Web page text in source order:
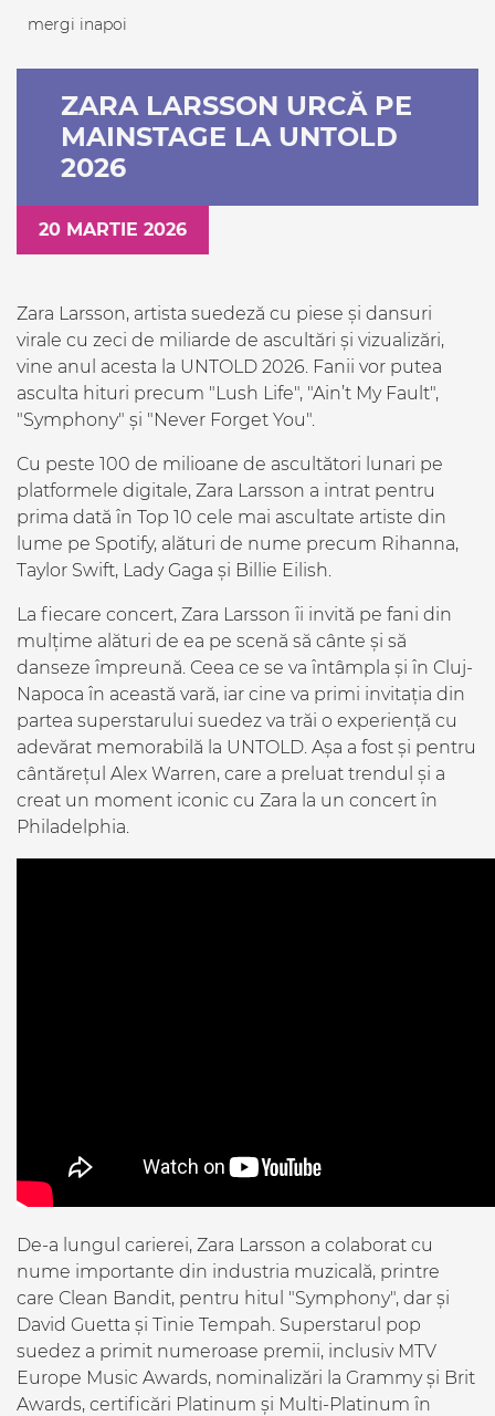
mergi inapoi
ZARA LARSSON URCĂ PE
MAINSTAGE LA UNTOLD
2026
20 MARTIE 2026
Zara Larsson, artista suedeză cu piese și dansuri
virale cu zeci de miliarde de ascultări și vizualizări,
vine anul acesta la UNTOLD 2026. Fanii vor putea
asculta hituri precum "Lush Life", "Ain’t My Fault",
"Symphony" și "Never Forget You".
Cu peste 100 de milioane de ascultători lunari pe
platformele digitale, Zara Larsson a intrat pentru
prima dată în Top 10 cele mai ascultate artiste din
lume pe Spotify, alături de nume precum Rihanna,
Taylor Swift, Lady Gaga și Billie Eilish.
La fiecare concert, Zara Larsson îi invită pe fani din
mulțime alături de ea pe scenă să cânte și să
danseze împreună. Ceea ce se va întâmpla și în Cluj-
Napoca în această vară, iar cine va primi invitația din
partea superstarului suedez va trăi o experiență cu
adevărat memorabilă la UNTOLD. Așa a fost și pentru
cântărețul Alex Warren, care a preluat trendul și a
creat un moment iconic cu Zara la un concert în
Philadelphia.
De-a lungul carierei, Zara Larsson a colaborat cu
nume importante din industria muzicală, printre
care Clean Bandit, pentru hitul "Symphony", dar și
David Guetta și Tinie Tempah. Superstarul pop
suedez a primit numeroase premii, inclusiv MTV
Europe Music Awards, nominalizări la Grammy și Brit
Awards, certificări Platinum și Multi-Platinum în